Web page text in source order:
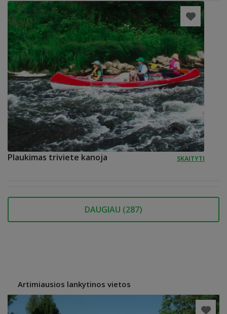
Plaukimas triviete kanoja SKAITYTI
DAUGIAU (287)
Artimiausios lankytinos vietos